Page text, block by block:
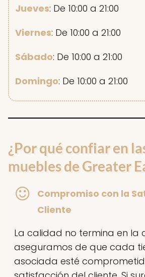
Jueves: De 10:00 a 21:00
Viernes: De 10:00 a 21:00
Sábado: De 10:00 a 21:00
Domingo: De 10:00 a 21:00
¿Por qué confiar en
muebles de Greater
Compromiso con la
Cliente
La calidad no termina en la
aseguramos de que cada
asociada esté